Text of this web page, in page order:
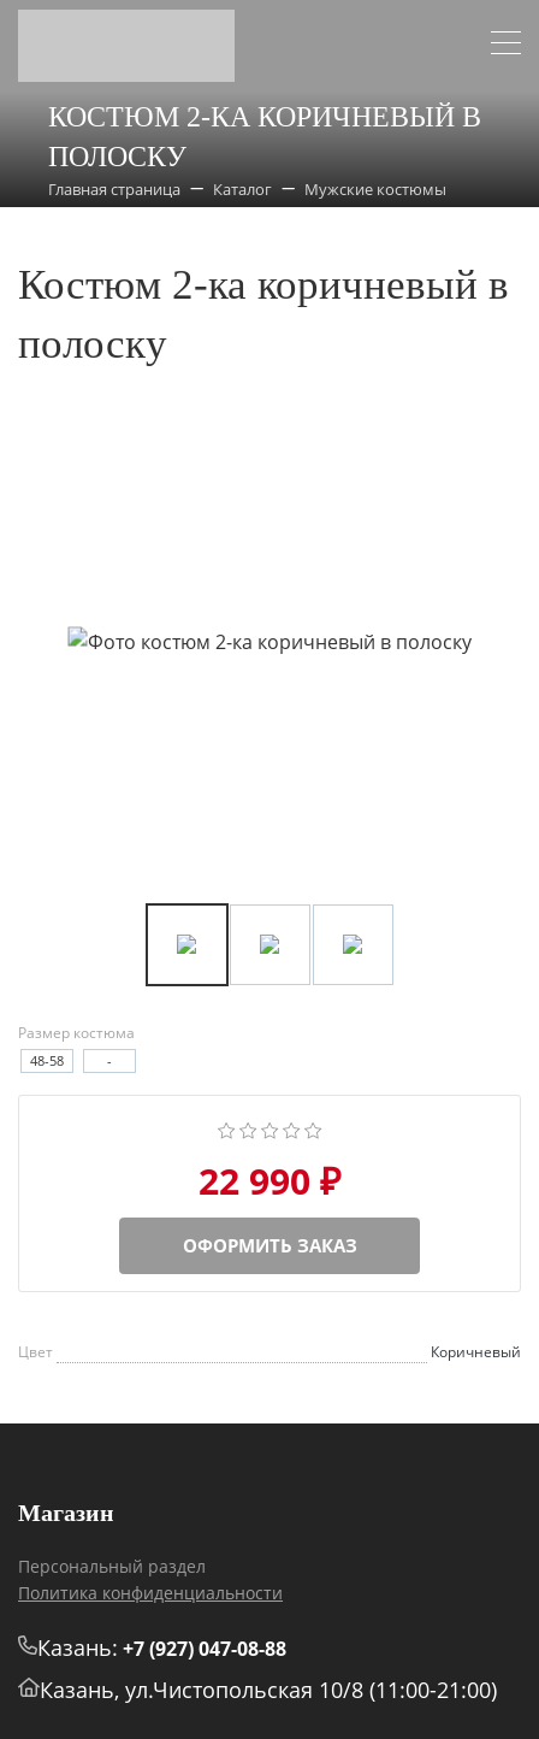
КОСТЮМ 2-КА КОРИЧНЕВЫЙ В
ПОЛОСКУ
Главная страница Каталог Мужские костюмы
Костюм 2-ка коричневый в
полоску
Размер костюма
48-58 -
22 990 ₽
ОФОРМИТЬ ЗАКАЗ
Цвет Коричневый
Магазин
Персональный раздел
Политика конфиденциальности
Казань: +7 (927) 047-08-88
Казань, ул.Чистопольская 10/8 (11:00-21:00)